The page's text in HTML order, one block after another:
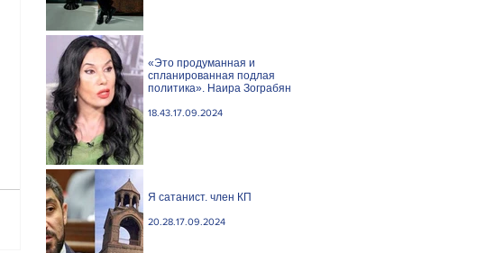
«Это продуманная и
спланированная подлая
политика». Наира Зограбян
18.43.17.09.2024
Я сатанист. член КП
20.28.17.09.2024